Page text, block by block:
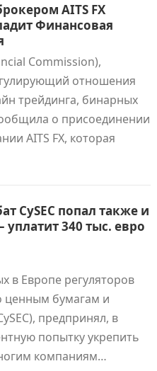
AITS FX
Финансовая
Commission),
отношения
трейдинга, бинарных
о присоединении
AITS FX, которая
CySEC попал также и
уплатит 340 тыс. евро
в Европе регуляторов
ценным бумагам и
предпринял, в
попытку укрепить
компаниям…